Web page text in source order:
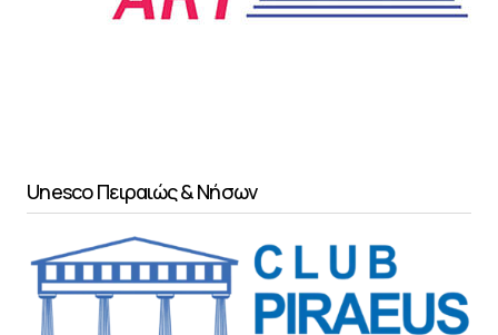
Unesco Πειραιώς & Νήσων